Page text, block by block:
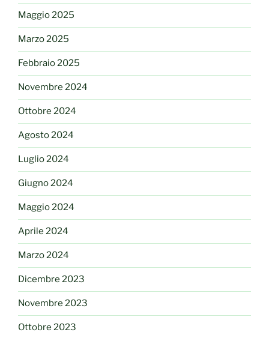
Maggio 2025
Marzo 2025
Febbraio 2025
Novembre 2024
Ottobre 2024
Agosto 2024
Luglio 2024
Giugno 2024
Maggio 2024
Aprile 2024
Marzo 2024
Dicembre 2023
Novembre 2023
Ottobre 2023